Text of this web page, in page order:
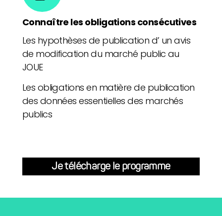
Connaître les obligations consécutives
Les hypothèses de publication d’ un avis
de modification du marché public au
JOUE
Les obligations en matière de publication
des données essentielles des marchés
publics
Je télécharge le programme